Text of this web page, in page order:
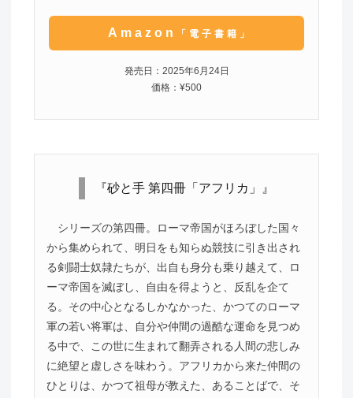
Amazon 「電子書籍」
発売日：2025年6月24日
価格：¥500
『砂と手 第四冊「アフリカ」』
シリーズの第四冊。ローマ帝国がほろぼした国々
から集められて、明日をも知らぬ競技に引き出され
る剣闘士奴隷たちが、出自も身分も乗り越えて、ロ
ーマ帝国を滅ぼし、自由を得ようと、反乱を企て
る。その中心となるしかなかった、かつてのローマ
軍の若い将軍は、自分や仲間の過酷な運命を見つめ
る中で、この世に生まれて翻弄される人間の悲しみ
に絶望と虚しさを味わう。アフリカから来た仲間の
ひとりは、かつて祖母が教えた、あることばで、そ